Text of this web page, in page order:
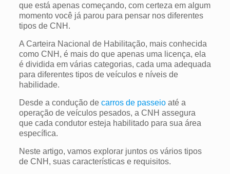
que está apenas começando, com certeza em algum
momento você já parou para pensar nos diferentes
tipos de CNH.
A Carteira Nacional de Habilitação, mais conhecida
como CNH, é mais do que apenas uma licença, ela
é dividida em várias categorias, cada uma adequada
para diferentes tipos de veículos e níveis de
habilidade.
Desde a condução de carros de passeioaté a
operação de veículos pesados, a CNH assegura
que cada condutor esteja habilitado para sua área
específica.
Neste artigo, vamos explorar juntos os vários tipos
de CNH, suas características e requisitos.